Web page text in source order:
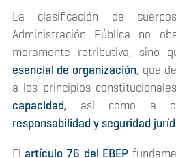
La clasificación de
Administración Pública no
meramente retributiva, sino
esencial de organización, que
a los principios
capacidad, así como a
responsabilidad y seguridad
El artículo 76 del EBEP